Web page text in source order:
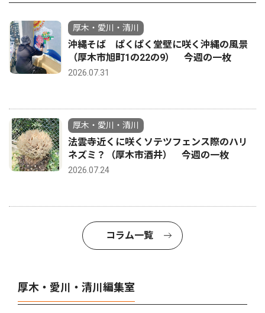
厚木・愛川・清川
沖縄そば ぱくぱく堂壁に咲く沖縄の風景
（厚木市旭町1の22の9） 今週の一枚
2026.07.31
厚木・愛川・清川
法雲寺近くに咲くソテツフェンス際のハリ
ネズミ？（厚木市酒井） 今週の一枚
2026.07.24
コラム一覧
厚木・愛川・清川編集室